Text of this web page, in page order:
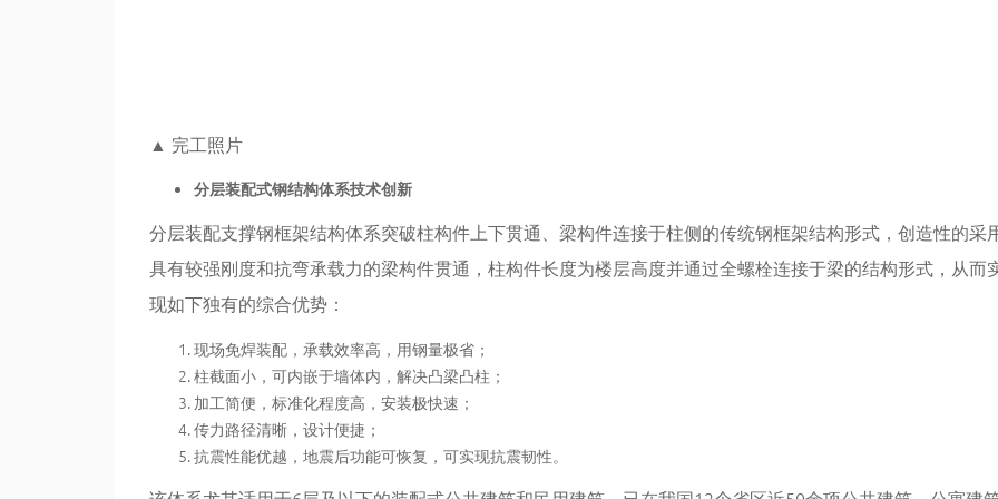
▲ 完工照片
分层装配式钢结构体系技术创新
分层装配支撑钢框架结构体系突破柱构件上下贯通、梁构件连接于柱侧的传统钢框架结构形式，创造性的采
具有较强刚度和抗弯承载力的梁构件贯通，柱构件长度为楼层高度并通过全螺栓连接于梁的结构形式，从而
现如下独有的综合优势：
现场免焊装配，承载效率高，用钢量极省；
柱截面小，可内嵌于墙体内，解决凸梁凸柱；
加工简便，标准化程度高，安装极快速；
传力路径清晰，设计便捷；
抗震性能优越，地震后功能可恢复，可实现抗震韧性。